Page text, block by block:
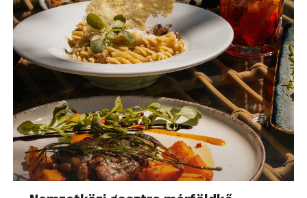
Képvetítés
Alapvetően a projektornál mégiscsak ez lenne a
legfontosabb kérdés, lássuk tehát, mit is tud a
készülék! A ViewSonic M1X többféle képvetítési
lehetőséget támogat, attól függően, hogy hogyan